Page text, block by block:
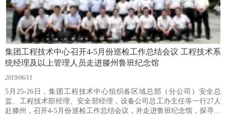
集团工程技术中心召开4-5月份巡检工作总结会议 工程技术系
统经理及以上管理人员走进滕州鲁班纪念馆
2019/06/11
5月25-26日，集团工程技术中心组织各区域总部（分公司）安全总
监、工程技术部经理、安全部经理，设备公司总工办主任等一行27人
赴滕州，召开4-5月份巡检工作总结会议，并走进鲁班纪念馆，探寻建